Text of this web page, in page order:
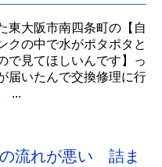
東大阪市南四条町の【自
クの中で水がポタポタと
で見てほしいんです】っ
届いたんで交換修理に行
...
流れが悪い 詰ま